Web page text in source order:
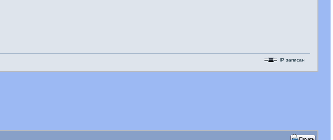
IP записан